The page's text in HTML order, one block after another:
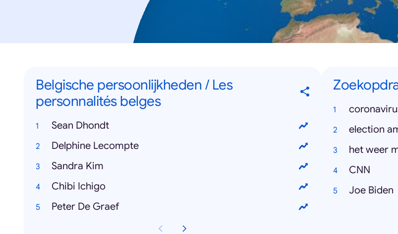
Belgische persoonlijkheden / Les
personnalités belges
Sean Dhondt
Delphine Lecompte
Sandra Kim
Chibi Ichigo
Peter De Graef
election
het weer
CNN
Joe Biden